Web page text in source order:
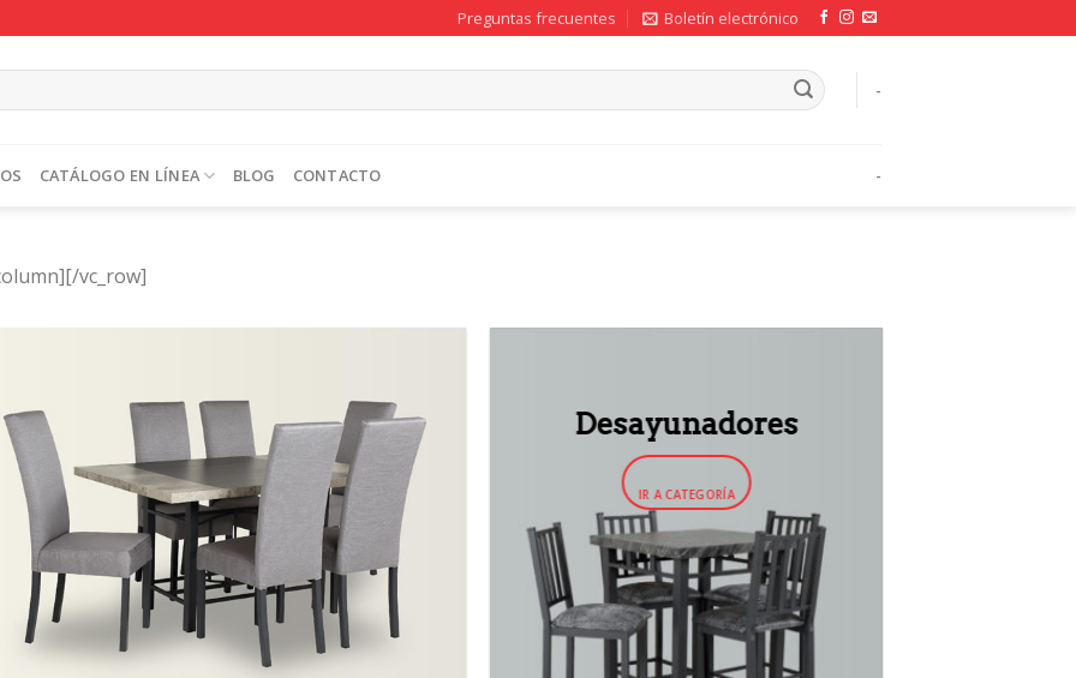
Preguntas frecuentes Boletín electrónico
-
CATÁLOGO EN LÍNEA BLOG CONTACTO -
vc_row]
Desayunadores
IR A CATEGORÍA